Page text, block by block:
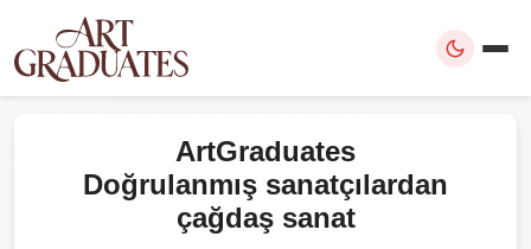
ArtGraduates
Doğrulanmış sanatçılardan
çağdaş sanat